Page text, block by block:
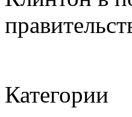
Категории